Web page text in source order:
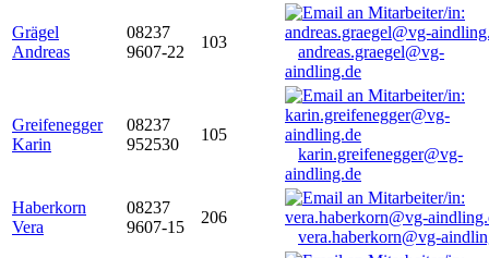
Grägel
Andreas
08237
9607-22
103
andreas.graegel@vg-
aindling.de
Greifenegger
Karin
08237
952530
105
karin.greifenegger@vg-
aindling.de
Haberkorn
Vera
08237
9607-15
206
vera.haberkorn@vg-